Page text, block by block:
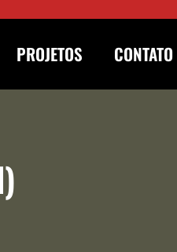
PROJETOS CONTATO